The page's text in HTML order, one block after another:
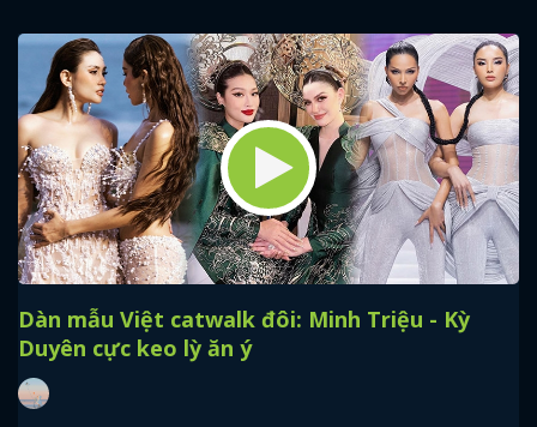
Dàn mẫu Việt catwalk đôi: Minh Triệu - Kỳ
Duyên cực keo lỳ ăn ý